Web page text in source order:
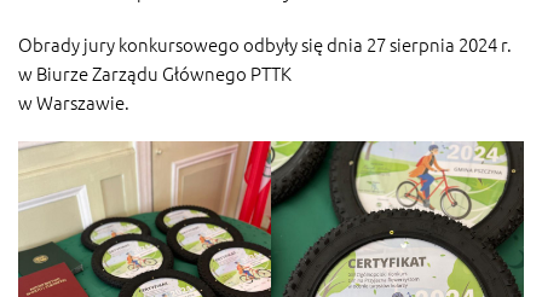
Obrady jury konkursowego odbyły się dnia 27 sierpnia 2024 r.
w Biurze Zarządu Głównego PTTK
w Warszawie.